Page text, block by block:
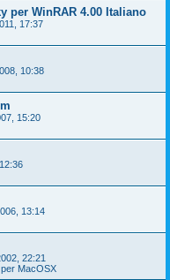
per WinRAR 4.00 Italiano
17:37
10:38
15:20
13:14
22:21
MacOSX